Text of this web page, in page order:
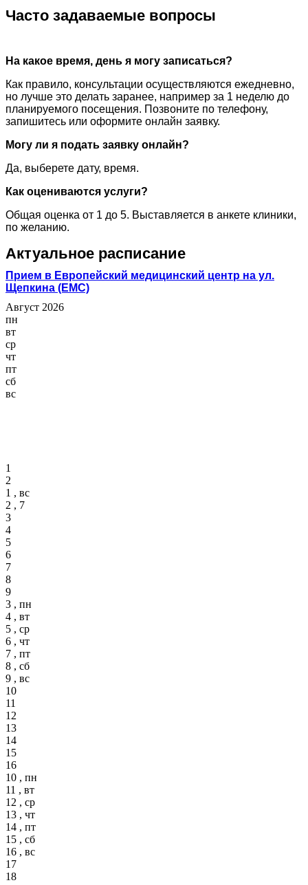
Часто задаваемые вопросы
На какое время, день я могу записаться?
Как правило, консультации осуществляются ежедневно,
но лучше это делать заранее, например за 1 неделю до
планируемого посещения. Позвоните по телефону,
запишитесь или оформите онлайн заявку.
Могу ли я подать заявку онлайн?
Да, выберете дату, время.
Как оцениваются услуги?
Общая оценка от 1 до 5. Выставляется в анкете клиники,
по желанию.
Актуальное расписание
Прием в Европейский медицинский центр на ул.
Щепкина (ЕМС)
Август 2026
пн
вт
ср
чт
пт
сб
вс
1
2
1 , вс
2 , 7
3
4
5
6
7
8
9
3 , пн
4 , вт
5 , ср
6 , чт
7 , пт
8 , сб
9 , вс
10
11
12
13
14
15
16
10 , пн
11 , вт
12 , ср
13 , чт
14 , пт
15 , сб
16 , вс
17
18